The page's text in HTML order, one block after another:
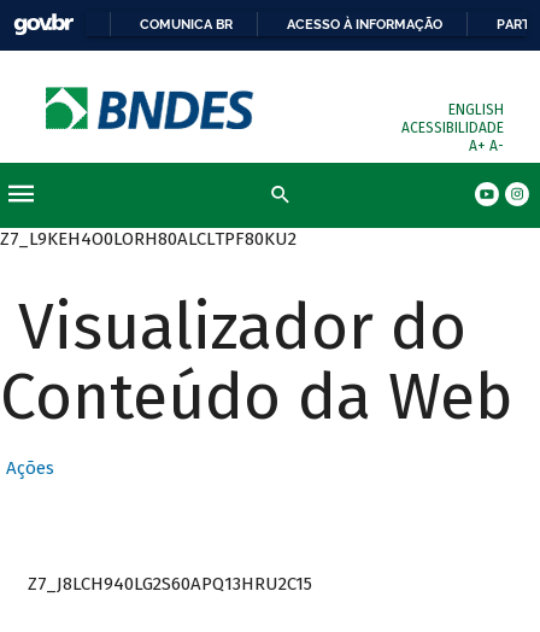
COMUNICA BR ACESSO À INFORMAÇÃO
ENGLISH
ACESSIBILIDADE
A+ A-
Z7_L9KEH4O0LORH80ALCLTPF80KU2
Visualizador do
Conteúdo da Web
Ações
Z7_J8LCH940LG2S60APQ13HRU2C15